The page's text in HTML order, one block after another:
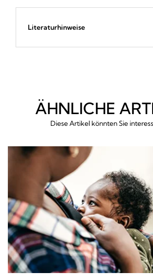
Literaturhinweise
ÄHNLICHE
Diese Artikel könnten Sie